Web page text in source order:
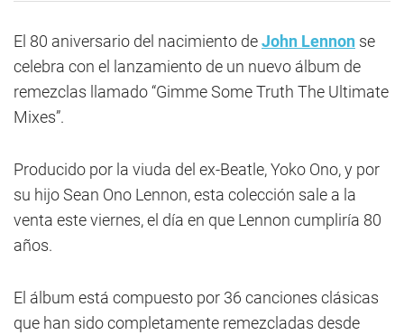
El 80 aniversario del nacimiento deJohn Lennon se
celebra con el lanzamiento de un nuevo álbum de
remezclas llamado “Gimme Some Truth The Ultimate
Mixes”.
Producido por la viuda del ex-Beatle, Yoko Ono, y por
su hijo Sean Ono Lennon, esta colección sale a la
venta este viernes, el día en que Lennon cumpliría 80
años.
El álbum está compuesto por 36 canciones clásicas
que han sido completamente remezcladas desde